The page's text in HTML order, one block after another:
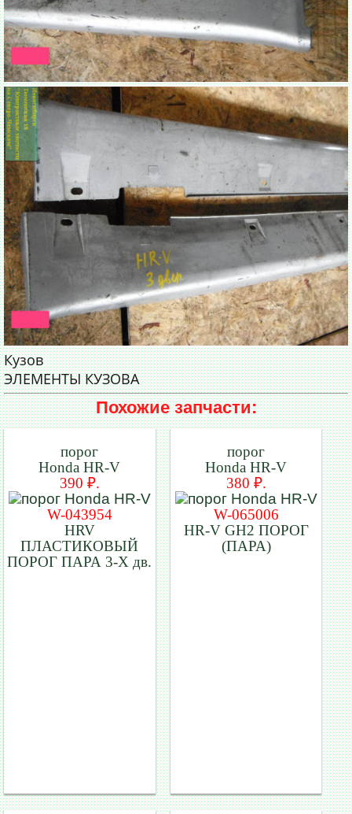
Кузов
ЭЛЕМЕНТЫ КУЗОВА
Похожие запчасти:
порог
Honda HR-V
390 ₽.
W-043954
HRV
ПЛАСТИКОВЫЙ
ПОРОГ ПАРА 3-Х дв.
порог
Honda HR-V
380 ₽.
W-065006
HR-V GH2 ПОРОГ
(ПАРА)